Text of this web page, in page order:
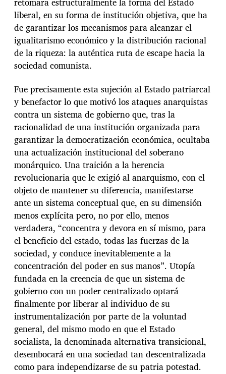
liberal, en su forma de institución objetiva, que ha
de garantizar los mecanismos para alcanzar el
igualitarismo económico y la distribución racional
de la riqueza: la auténtica ruta de escape hacia la
sociedad comunista.
Fue precisamente esta sujeción al Estado patriarcal
y benefactor lo que motivó los ataques anarquistas
contra un sistema de gobierno que, tras la
racionalidad de una institución organizada para
garantizar la democratización económica, ocultaba
una actualización institucional del soberano
monárquico. Una traición a la herencia
revolucionaria que le exigió al anarquismo, con el
objeto de mantener su diferencia, manifestarse
ante un sistema conceptual que, en su dimensión
menos explícita pero, no por ello, menos
verdadera, “concentra y devora en sí mismo, para
el beneficio del estado, todas las fuerzas de la
sociedad, y conduce inevitablemente a la
concentración del poder en sus manos”. Utopía
fundada en la creencia de que un sistema de
gobierno con un poder centralizado optará
finalmente por liberar al individuo de su
instrumentalización por parte de la voluntad
general, del mismo modo en que el Estado
socialista, la denominada alternativa transicional,
desembocará en una sociedad tan descentralizada
como para independizarse de su patria potestad.